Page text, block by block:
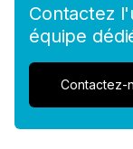
Contactez
équipe
Contactez-